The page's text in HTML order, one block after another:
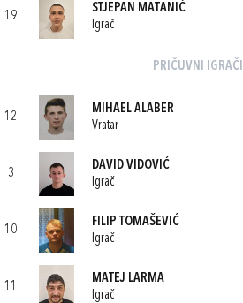
19
STJEPAN MATANIĆ
Igrač
PRIČUVNI IGRAČI
12
MIHAEL ALABER
Vratar
3
DAVID VIDOVIĆ
Igrač
10
FILIP TOMAŠEVIĆ
Igrač
11
MATEJ LARMA
Igrač